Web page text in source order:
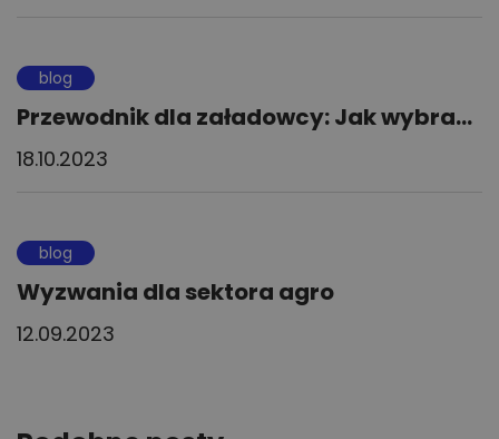
blog
Przewodnik dla załadowcy: Jak wybra...
18.10.2023
blog
Wyzwania dla sektora agro
12.09.2023